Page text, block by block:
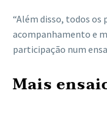
“Além disso, todos
acompanhamento e
participação num
Mais